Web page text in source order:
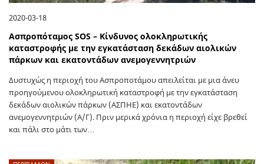
2020-03-18
Ασπροπόταμος SOS – Κίνδυνος ολοκληρωτικής
καταστροφής με την εγκατάσταση δεκάδων αιολικών
πάρκων και εκατοντάδων ανεμογεννητριών
Δυστυχώς η περιοχή του Ασπροποτάμου απειλείται με μια άνευ
προηγούμενου ολοκληρωτική καταστροφή με την εγκατάσταση
δεκάδων αιολικών πάρκων (ΑΣΠΗΕ) και εκατοντάδων
ανεμογεννητριών (Α/Γ). Πριν μερικά χρόνια η περιοχή είχε βρεθεί
και πάλι στο μάτι των…